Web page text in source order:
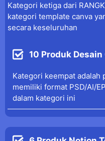
Kategori ketiga dari
kategori template canva
secara keseluruhan
10 Produk
Kategori keempat adalah
memiliki format PSD/AI/
dalam kategori ini